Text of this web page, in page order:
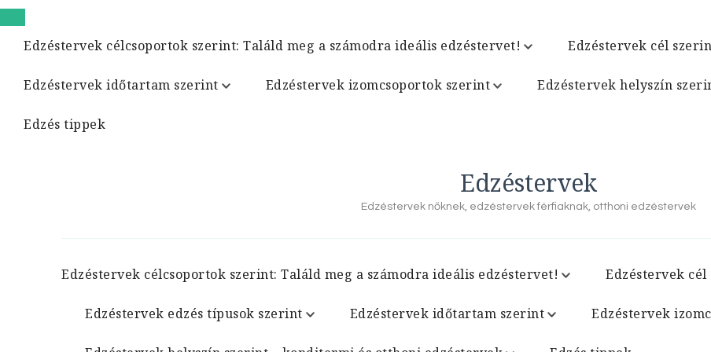
Edzéstervek célcsoportok szerint: Találd meg a számodra ideális edzéstervet! Edzéstervek cél
Edzéstervek időtartam szerint Edzéstervek izomcsoportok szerint Edzéstervek helyszín
Edzés tippek
Edzéstervek
Edzéstervek nőknek, edzéstervek férfiaknak, otthoni edzéstervek
Edzéstervek célcsoportok szerint: Találd meg a számodra ideális edzéstervet! Edzéstervek
Edzéstervek edzés típusok szerint Edzéstervek időtartam szerint Edzéstervek